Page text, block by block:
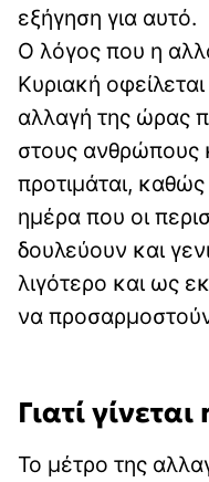
εξήγηση για αυτό.
Ο λόγος που η
Κυριακή
αλλαγή της ώρας
στους ανθρώπους
προτιμάται,
ημέρα που οι
δουλεύουν και
λιγότερο και ως
να
Γιατί
Το μέτρο της